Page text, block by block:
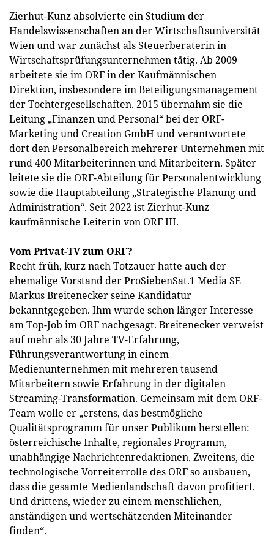
Zierhut-Kunz absolvierte ein Studium der
Handelswissenschaften an der Wirtschaftsuniversität
Wien und war zunächst als Steuerberaterin in
Wirtschaftsprüfungsunternehmen tätig. Ab 2009
arbeitete sie im ORF in der Kaufmännischen
Direktion, insbesondere im Beteiligungsmanagement
der Tochtergesellschaften. 2015 übernahm sie die
Leitung „Finanzen und Personal“ bei der ORF-
Marketing und Creation GmbH und verantwortete
dort den Personalbereich mehrerer Unternehmen mit
rund 400 Mitarbeiterinnen und Mitarbeitern. Später
leitete sie die ORF-Abteilung für Personalentwicklung
sowie die Hauptabteilung „Strategische Planung und
Administration“. Seit 2022 ist Zierhut-Kunz
kaufmännische Leiterin von ORF III.
Vom Privat-TV zum ORF?
Recht früh, kurz nach Totzauer hatte auch der
ehemalige Vorstand der ProSiebenSat.1 Media SE
Markus Breitenecker seine Kandidatur
bekanntgegeben. Ihm wurde schon länger Interesse
am Top-Job im ORF nachgesagt. Breitenecker verweist
auf mehr als 30 Jahre TV-Erfahrung,
Führungsverantwortung in einem
Medienunternehmen mit mehreren tausend
Mitarbeitern sowie Erfahrung in der digitalen
Streaming-Transformation. Gemeinsam mit dem ORF-
Team wolle er „erstens, das bestmögliche
Qualitätsprogramm für unser Publikum herstellen:
österreichische Inhalte, regionales Programm,
unabhängige Nachrichtenredaktionen. Zweitens, die
technologische Vorreiterrolle des ORF so ausbauen,
dass die gesamte Medienlandschaft davon profitiert.
Und drittens, wieder zu einem menschlichen,
anständigen und wertschätzenden Miteinander
finden“.